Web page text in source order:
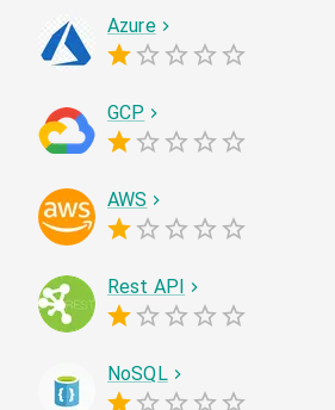
Azure
GCP
AWS
Rest API
NoSQL